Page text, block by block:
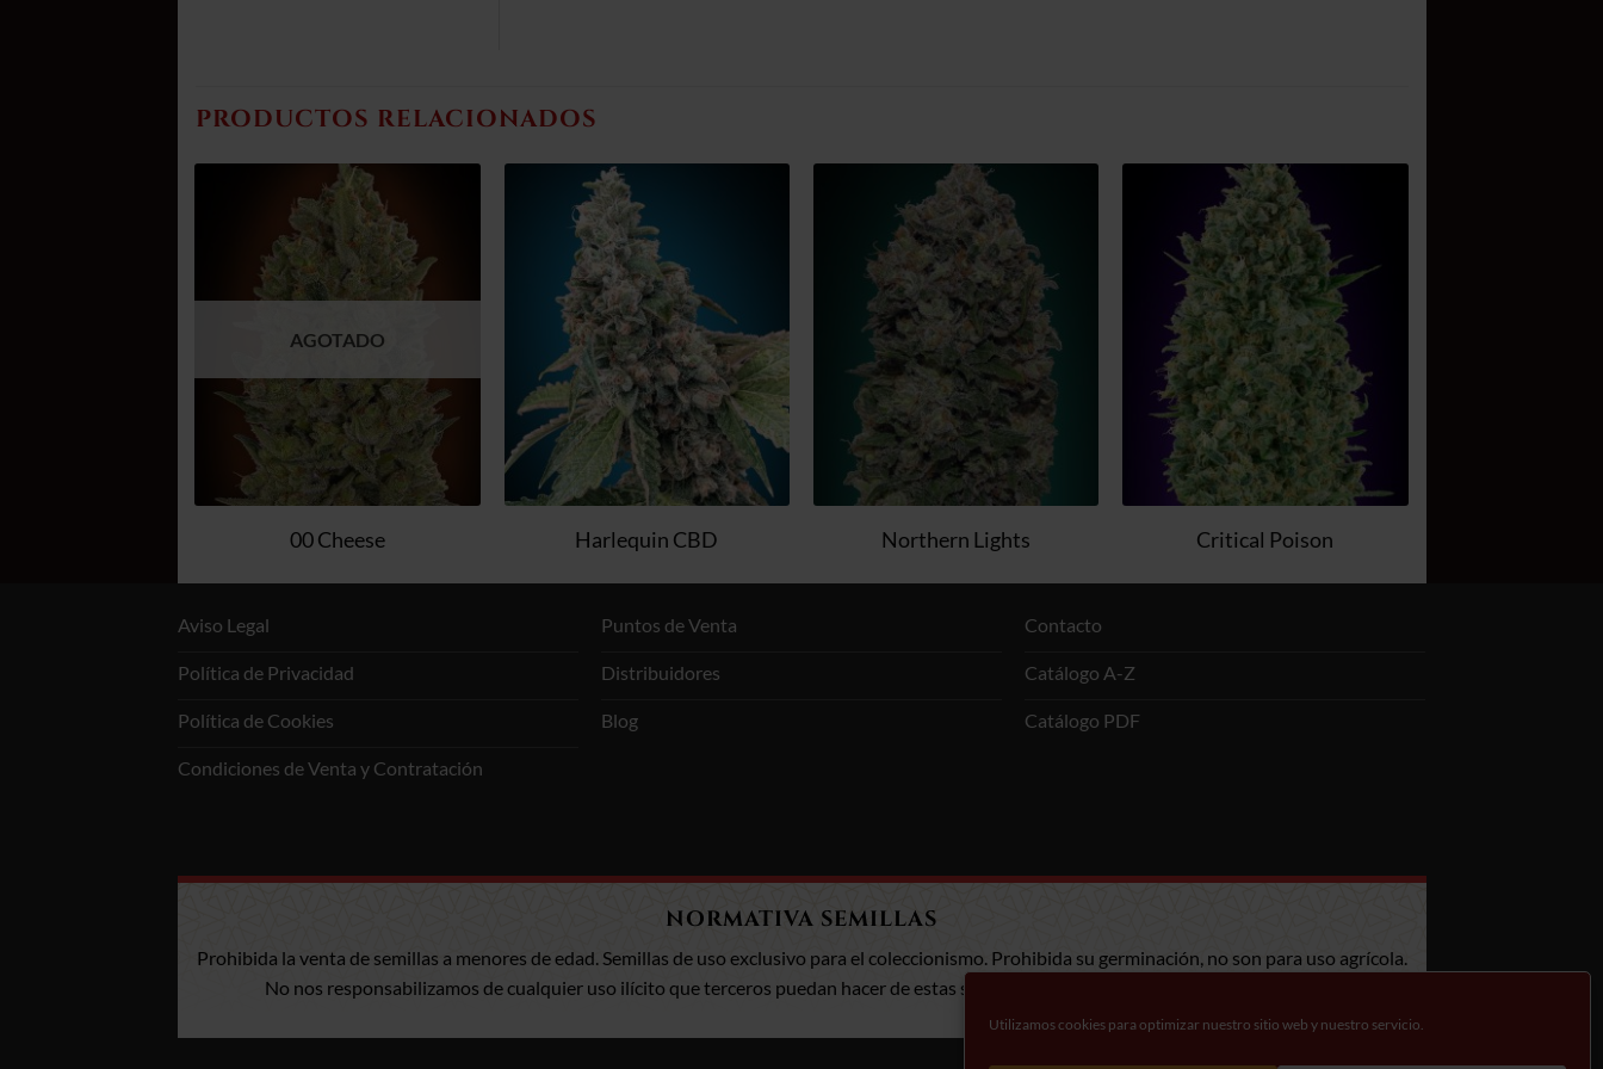
Utilizamos cookies para optimizar nuestro sitio web y nuestro servicio.
PRODUCTOS RELACIONADOS
lista de
deseos
AGOTADO
00 Cheese Harlequin CBD
lista de
deseos
Northern Lights
lista de
deseos
Critical Poison
Aviso Legal
Política de Privacidad
Política de Cookies
Condiciones de Venta y Contratación
Puntos de Venta
Distribuidores
Blog
Contacto
Catálogo A-Z
Catálogo PDF
NORMATIVA SEMILLAS
Prohibida la venta de semillas a menores de edad. Semillas de uso exclusivo para el coleccionismo. Prohibida su germinación, no son para uso agrícola.
No nos responsabilizamos de cualquier uso ilícito que terceros puedan hacer de estas semillas. Informese de la legislación en su país.